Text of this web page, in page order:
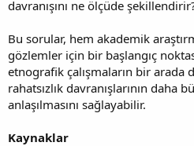
davranışını ne ölçüde
Bu sorular, hem akademik
gözlemler için bir başlangıç
etnografik çalışmaların bir arada
rahatsızlık davranışlarının daha
anlaşılmasını sağlayabilir.
Kaynaklar